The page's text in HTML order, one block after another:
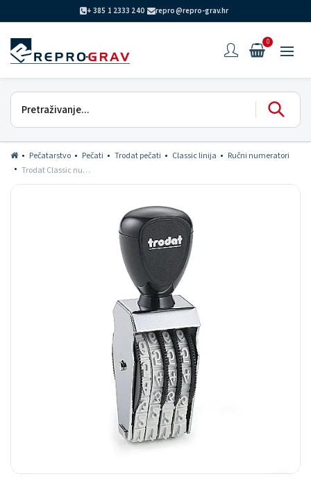
+ 385 1 2333 240 repro@repro-grav.hr
0
Pečatarstvo Pečati Trodat pečati Classic linija
Ručni numeratori
Trodat Classic numerator 7 mm